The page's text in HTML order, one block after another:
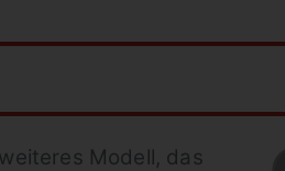
Modell, das